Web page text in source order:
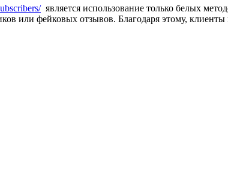
является использование только белых
или фейковых отзывов. Благодаря этому,